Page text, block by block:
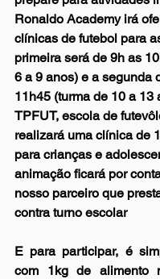
Ronaldo Academy irá
clínicas de futebol para
primeira será de 9h as
6 a 9 anos) e a segunda
11h45 (turma de 10 a 13
TPFUT, escola de
realizará uma clínica de
para crianças e
animação ficará por
nosso parceiro que
contra turno escolar
E para participar, é
com 1kg de alimento